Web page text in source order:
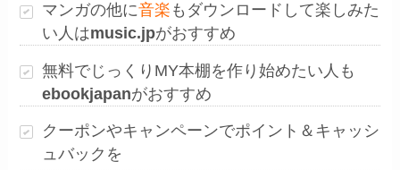
マンガの他に音楽 もダウンロードして楽しみた
い人はmusic.jpがおすすめ
無料でじっくりMY本棚を作り始めたい人も
ebookjapanがおすすめ
クーポンやキャンペーンでポイント＆キャッシ
ュバックを